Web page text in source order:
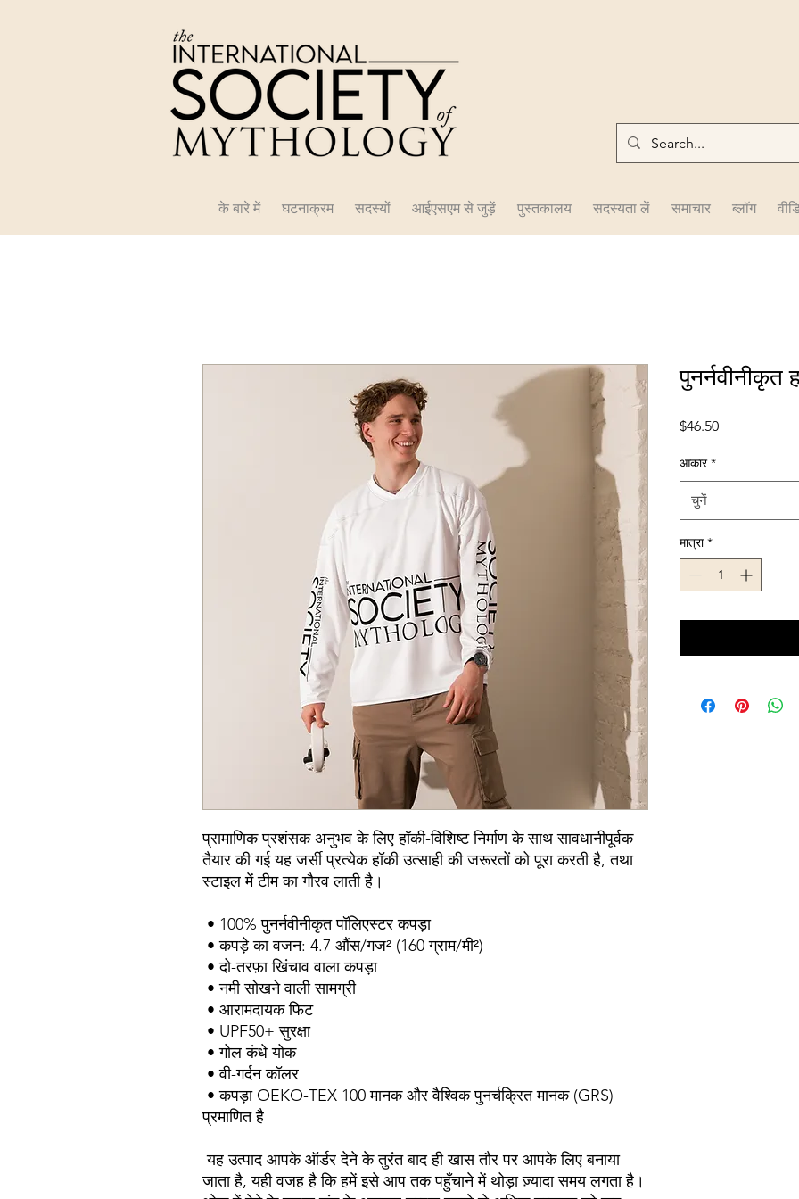
के बारे में घटनाक्रम सदस्यों आईएसएम से जुड़ें पुस्तकालय सदस्यता लें समाचार ब्लॉग
प्रामाणिक प्रशंसक अनुभव के लिए हॉकी-विशिष्ट निर्माण के साथ सावधानीपूर्वक
तैयार की गई यह जर्सी प्रत्येक हॉकी उत्साही की जरूरतों को पूरा करती है, तथा
स्टाइल में टीम का गौरव लाती है।
• 100% पुनर्नवीनीकृत पॉलिएस्टर कपड़ा
• कपड़े का वजन: 4.7 औंस/गज² (160 ग्राम/मी²)
• दो-तरफ़ा खिंचाव वाला कपड़ा
• नमी सोखने वाली सामग्री
• आरामदायक फिट
• UPF50+ सुरक्षा
• गोल कंधे योक
• वी-गर्दन कॉलर
प्रमाणित है
यह उत्पाद आपके ऑर्डर देने के तुरंत बाद ही खास तौर पर आपके लिए बनाया
जाता है, यही वजह है कि हमें इसे आप तक पहुँचाने में थोड़ा ज़्यादा समय लगता है।
पुनर्नवीनीकृत
$46.50मूल्य
आकार *
चुनें
मात्रा *